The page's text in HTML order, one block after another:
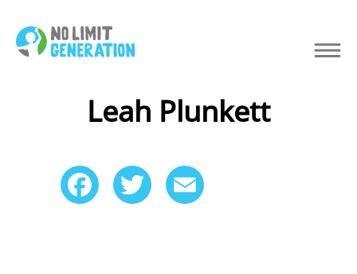
Leah Plunkett
Facebook Twitter